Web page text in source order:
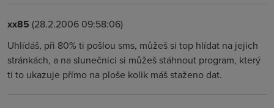
xx85 (28.2.2006 09:58:06)
Uhlídáš, při 80% ti pošlou sms, můžeš si top hlídat na jejich
stránkách, a na slunečnici si můžeš stáhnout program, který
ti to ukazuje přímo na ploše kolik máš staženo dat.